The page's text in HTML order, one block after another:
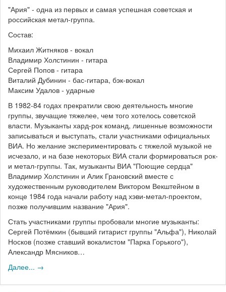
"Ария" - одна из первых и самая успешная советская и
российская метал-группа.
Состав:
Михаил Житняков - вокал
Владимир Холстинин - гитара
Сергей Попов - гитара
Виталий Дубинин - бас-гитара, бэк-вокал
Максим Удалов - ударные
В 1982-84 годах прекратили свою деятельность многие
группы, звучащие тяжелее, чем того хотелось советской
власти. Музыканты хард-рок команд, лишенные возможности
записываться и выступать, стали участниками официальных
ВИА. Но желание экспериментировать с тяжелой музыкой не
исчезало, и на базе некоторых ВИА стали формироваться рок-
и метал-группы. Так, музыканты ВИА "Поющие сердца"
Владимир Холстинин и Алик Грановский вместе с
художественным руководителем Виктором Векштейном в
конце 1984 года начали работу над хэви-метал-проектом,
позже получившим название "Ария".
Стать участниками группы пробовали многие музыканты:
Сергей Потёмкин (бывший гитарист группы "Альфа"), Николай
Носков (позже ставший вокалистом "Парка Горького"),
Александр Мясников…
Далее... →